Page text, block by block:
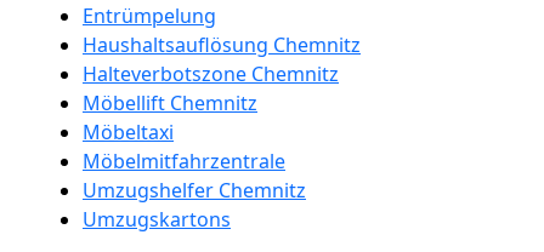
Entrümpelung
Haushaltsauflösung Chemnitz
Halteverbotszone Chemnitz
Möbellift Chemnitz
Möbeltaxi
Möbelmitfahrzentrale
Umzugshelfer Chemnitz
Umzugskartons